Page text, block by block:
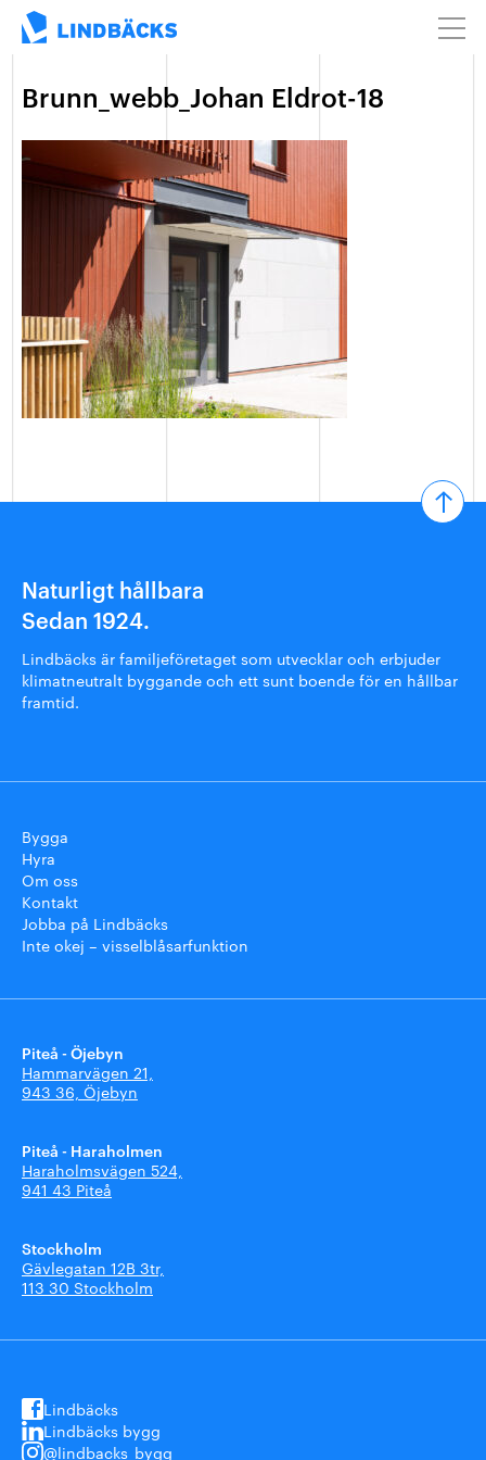
Brunn_webb_Johan Eldrot-18
Naturligt hållbara
Sedan 1924.
Lindbäcks är familjeföretaget som utvecklar och erbjuder
klimatneutralt byggande och ett sunt boende för en hållbar
framtid.
Bygga
Hyra
Om oss
Kontakt
Jobba på Lindbäcks
Inte okej – visselblåsarfunktion
Piteå - Öjebyn
Hammarvägen 21,
943 36, Öjebyn
Piteå - Haraholmen
Haraholmsvägen 524,
941 43 Piteå
Stockholm
Gävlegatan 12B 3tr,
113 30 Stockholm
Lindbäcks
Lindbäcks bygg
@lindbacks_bygg